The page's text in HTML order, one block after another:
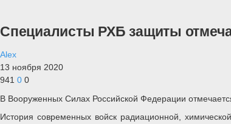
Специалисты РХБ защиты
Alex
13 ноября 2020
941 0 0
В Вооруженных Силах Российской Федерации
История современных войск радиационной,